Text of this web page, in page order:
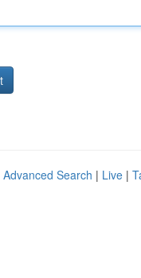
Advanced Search | Live |